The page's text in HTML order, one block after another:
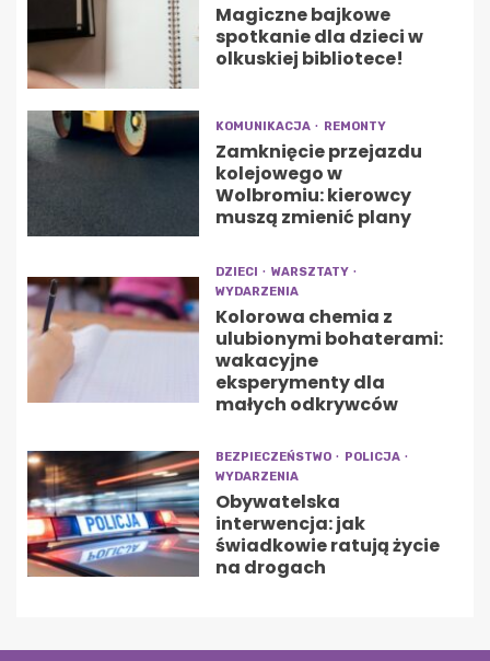
Magiczne bajkowe
spotkanie dla dzieci w
olkuskiej bibliotece!
KOMUNIKACJA REMONTY
Zamknięcie przejazdu
kolejowego w
Wolbromiu: kierowcy
muszą zmienić plany
DZIECI
WARSZTATY
WYDARZENIA
Kolorowa chemia z
ulubionymi bohaterami:
wakacyjne
eksperymenty dla
małych odkrywców
BEZPIECZEŃSTWO
POLICJA
WYDARZENIA
Obywatelska
interwencja: jak
świadkowie ratują życie
na drogach